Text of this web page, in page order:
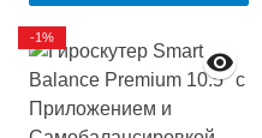
-1%